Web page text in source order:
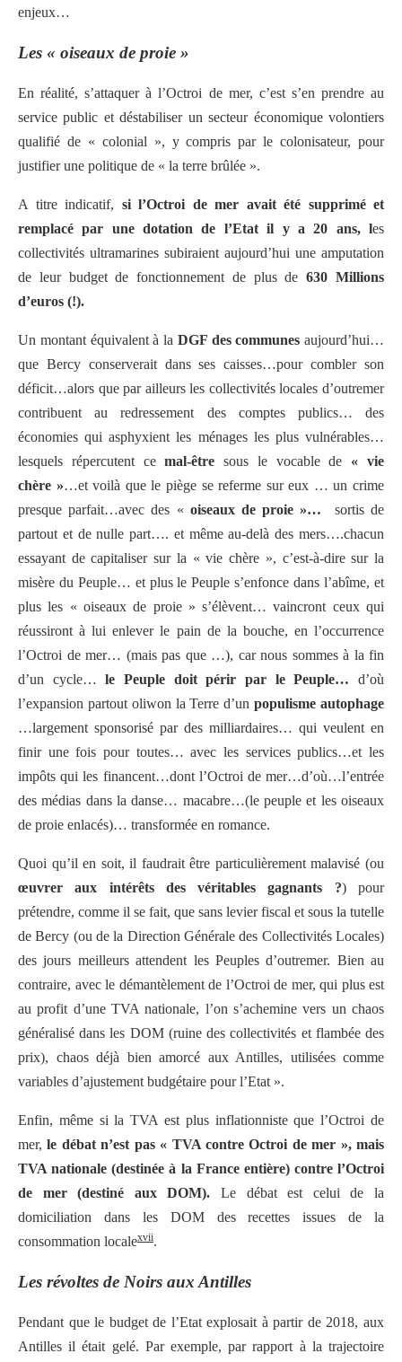
enjeux…
Les « oiseaux de proie »
En réalité, s’attaquer à l’Octroi de mer, c’est s’en prendre au
service public et déstabiliser un secteur économique volontiers
qualifié de « colonial », y compris par le colonisateur, pour
justifier une politique de « la terre brûlée ».
A titre indicatif, si l’Octroi de mer avait été supprimé et
remplacé par une dotation de l’Etat il y a 20 ans, les
collectivités ultramarines subiraient aujourd’hui une amputation
de leur budget de fonctionnement de plus de630 Millions
d’euros (!).
Un montant équivalent à la DGF des communes aujourd’hui…
que Bercy conserverait dans ses caisses…pour combler son
déficit…alors que par ailleurs les collectivités locales d’outremer
contribuent au redressement des comptes publics… des
économies qui asphyxient les ménages les plus vulnérables…
lesquels répercutent cemal-être sous le vocable de « vie
chère »…et voilà que le piège se referme sur eux … un crime
presque parfait…avec des « oiseaux de proie »… sortis de
partout et de nulle part…. et même au-delà des mers….chacun
essayant de capitaliser sur la « vie chère », c’est-à-dire sur la
misère du Peuple… et plus le Peuple s’enfonce dans l’abîme, et
plus les « oiseaux de proie » s’élèvent… vaincront ceux qui
réussiront à lui enlever le pain de la bouche, en l’occurrence
l’Octroi de mer… (mais pas que …), car nous sommes à la fin
d’un cycle…le Peuple doit périr par le Peuple… d’où
l’expansion partout oliwon la Terre d’unpopulisme autophage
…largement sponsorisé par des milliardaires… qui veulent en
finir une fois pour toutes… avec les services publics…et les
impôts qui les financent…dont l’Octroi de mer…d’où…l’entrée
des médias dans la danse… macabre…(le peuple et les oiseaux
de proie enlacés)… transformée en romance.
Quoi qu’il en soit, il faudrait être particulièrement malavisé (ou
œuvrer aux intérêts des véritables gagnants ?) pour
prétendre, comme il se fait, que sans levier fiscal et sous la tutelle
de Bercy (ou de la Direction Générale des Collectivités Locales)
des jours meilleurs attendent les Peuples d’outremer. Bien au
contraire, avec le démantèlement de l’Octroi de mer, qui plus est
au profit d’une TVA nationale, l’on s’achemine vers un chaos
généralisé dans les DOM (ruine des collectivités et flambée des
prix), chaos déjà bien amorcé aux Antilles, utilisées comme
variables d’ajustement budgétaire pour l’Etat ».
Enfin, même si la TVA est plus inflationniste que l’Octroi de
mer,le débat n’est pas « TVA contre Octroi de mer », mais
TVA nationale (destinée à la France entière) contre l’Octroi
de mer (destiné aux DOM). Le débat est celui de la
domiciliation dans les DOM des recettes issues de la
consommation localexvii.
Les révoltes de Noirs aux Antilles
Pendant que le budget de l’Etat explosait à partir de 2018, aux
Antilles il était gelé. Par exemple, par rapport à la trajectoire